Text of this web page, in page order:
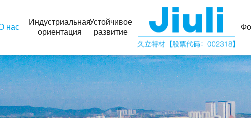
нас
Индустриальная
ориентация
Устойчивое
развитие